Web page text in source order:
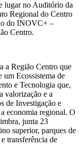
lugar no Auditório da
Regional do Centro
do INOVC+ –
Centro.
a Região Centro que
um Ecossistema de
e Tecnologia que,
valorização e a
de Investigação e
economia regional. O
junta 23
superior, parques de
transferência de